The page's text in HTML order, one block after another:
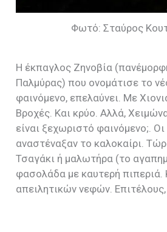
Φωτό: Σταύρος
Η έκπαγλος Ζηνοβία
Παλμύρας) που ονομάτισε το
φαινόμενο, επελαύνει. Με
Βροχές. Και κρύο. Αλλά,
είναι ξεχωριστό φαινόμενο;.
αναστέναξαν το καλοκαίρι.
Τσαγάκι ή μαλωτήρα (το
φασολάδα με καυτερή πιπεριά.
απειλητικών νεφών.